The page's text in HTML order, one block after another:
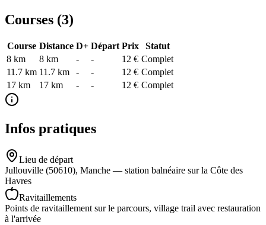
Courses (3)
Course Distance D+ Départ Prix
Statut
8 km
8 km - - 12 € Complet
11.7 km 11.7 km - - 12 € Complet
17 km
17 km - - 12 € Complet
Infos pratiques
Lieu de départ
Jullouville (50610), Manche — station balnéaire sur la Côte des
Havres
Ravitaillements
Points de ravitaillement sur le parcours, village trail avec restauration
à l'arrivée